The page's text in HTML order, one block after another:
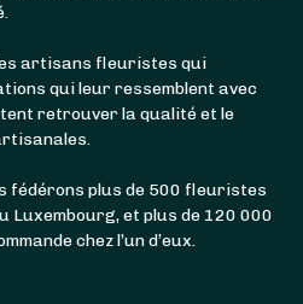
artisans fleuristes qui
qui leur ressemblent avec
retrouver la qualité et le
fédérons plus de 500 fleuristes
Luxembourg, et plus de 120 000
chez l’un d’eux.